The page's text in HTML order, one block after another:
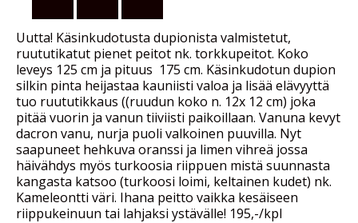
Uutta! Käsinkudotusta dupionista valmistetut,
ruututikatut pienet peitot nk. torkkupeitot. Koko
leveys 125 cm ja pituus 175 cm. Käsinkudotun dupion
silkin pinta heijastaa kauniisti valoa ja lisää elävyyttä
tuo ruututikkaus ((ruudun koko n. 12x 12 cm) joka
pitää vuorin ja vanun tiiviisti paikoillaan. Vanuna kevyt
dacron vanu, nurja puoli valkoinen puuvilla. Nyt
saapuneet hehkuva oranssi ja limen vihreä jossa
häivähdys myös turkoosia riippuen mistä suunnasta
kangasta katsoo (turkoosi loimi, keltainen kudet) nk.
Kameleontti väri. Ihana peitto vaikka kesäiseen
riippukeinuun tai lahjaksi ystävälle! 195,-/kpl